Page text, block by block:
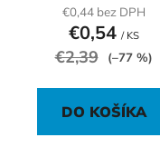
€0,44 bez DPH
€0,54 / KS
€2,39 (–77 %)
DO KOŠÍKA